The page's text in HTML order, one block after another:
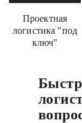
Проектная
логистика "под
ключ"